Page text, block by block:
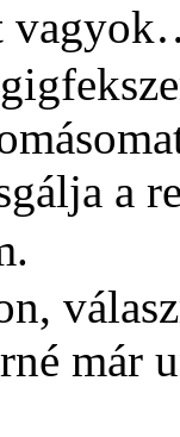
a
már